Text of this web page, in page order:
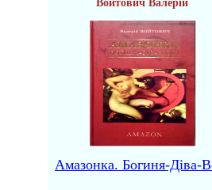
Войтович Валерій
Амазонка. Богиня-Діва-